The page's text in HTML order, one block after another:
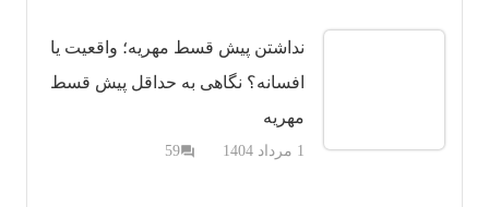
نداشتن پیش قسط مهریه؛ واقعیت یا
افسانه؟ نگاهی به حداقل پیش قسط
مهریه
1 مرداد 1404 question_answer
59دیدگاه